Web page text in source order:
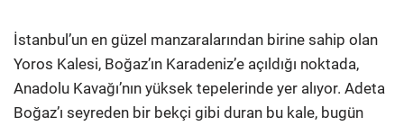
İstanbul’un en güzel manzaralarından birine sahip olan
Yoros Kalesi, Boğaz’ın Karadeniz’e açıldığı noktada,
Anadolu Kavağı’nın yüksek tepelerinde yer alıyor. Adeta
Boğaz’ı seyreden bir bekçi gibi duran bu kale, bugün